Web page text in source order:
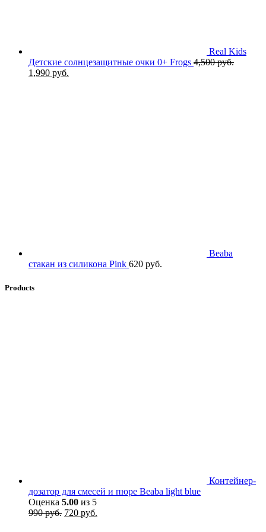
Real Kids
Детские солнцезащитные очки 0+ Frogs 4,500руб.
Первоначальная
1,990 руб.
Beaba
стакан из силикона Pink 620 руб.
Products
Контейнер-
дозатор для смесей и пюре Beaba light blue
Оценка 5.00 из 5
990руб. Первоначальная
720 руб.